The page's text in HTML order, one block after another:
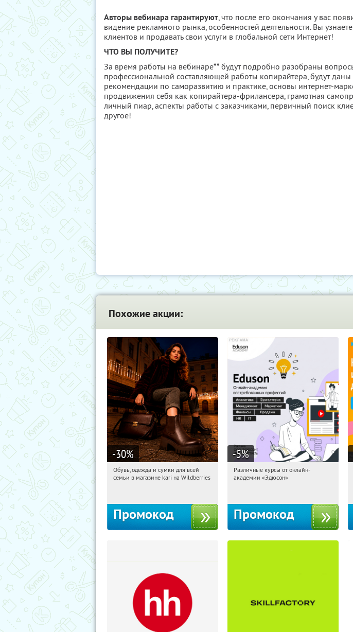
Авторы вебинара гарантируют, что после его окончания у вас
видение рекламного рынка, особенностей деятельности. Вы
клиентов и продавать свои услуги в глобальной сети Интернет!
ЧТО ВЫ ПОЛУЧИТЕ?
За время работы на вебинаре** будут подробно разобраны
профессиональной составляющей работы копирайтера, будут
рекомендации по саморазвитию и практике, основы интернет-
продвижения себя как копирайтера-фрилансера, грамотная
личный пиар, аспекты работы с заказчиками, первичный поиск
другое!
Похожие акции:
-30%
11:51:30 Получили:
Обувь, одежда и сумки для всей
семьи в магазине kari на Wildberries
Промокод
-5%
11:51:30 Получили:
Различные курсы от онлайн-
академии «Эдюсон»
Промокод